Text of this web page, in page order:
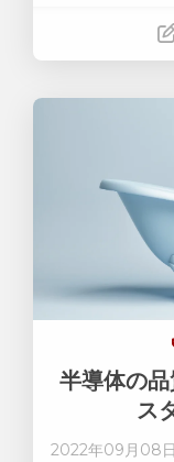
半導体の
ス
2022年09月08